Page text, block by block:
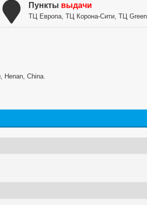
Пункты выдачи
ТЦ Европа, ТЦ Корона-Сити, ТЦ
Henan, China.